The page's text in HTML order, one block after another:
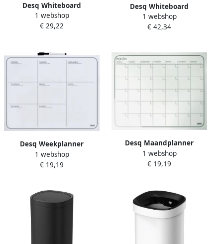
Desq Whiteboard
magnetisch ontwerp 45x60
cm
1 webshop
€ 29,22
Desq Whiteboard
magnetisch ontwerp 60x90
cm
1 webshop
€ 42,34
Desq Weekplanner
frameloos magnetisch
40x50 cm wit
1 webshop
€ 19,19
Desq Maandplanner
frameloos magnetisch
40x50 cm wit
1 webshop
€ 19,19